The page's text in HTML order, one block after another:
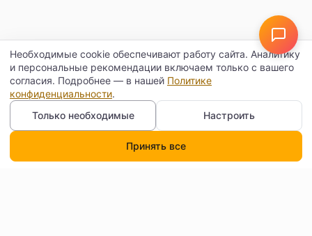
Необходимые cookie обеспечивают работу сайта. Аналитику
и персональные рекомендации включаем только с вашего
согласия. Подробнее — в нашей Политике
конфиденциальности.
Только необходимые
Настроить
Принять все